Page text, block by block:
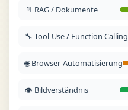
📄 RAG / Dokumente
🔧 Tool-Use / Function Calling
🌐 Browser-Automatisierung
👁️ Bildverständnis